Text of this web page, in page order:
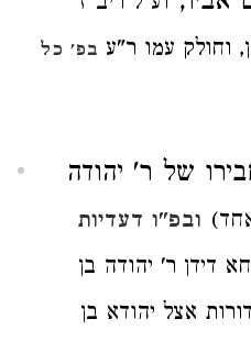
וחולק עמו ר"ע בפ' כל
של ר' יהודה
ובפ"ו דעדיות
דידן ר' יהודה בן
אצל יהודא בן